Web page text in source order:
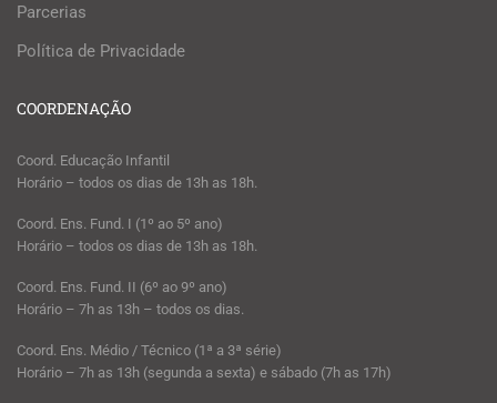
Parcerias
Política de Privacidade
COORDENAÇÃO
Coord. Educação Infantil
Horário – todos os dias de 13h as 18h.
Coord. Ens. Fund. I (1º ao 5º ano)
Horário – todos os dias de 13h as 18h.
Coord. Ens. Fund. II (6º ao 9º ano)
Horário – 7h as 13h – todos os dias.
Coord. Ens. Médio / Técnico (1ª a 3ª série)
Horário – 7h as 13h (segunda a sexta) e sábado (7h as 17h)